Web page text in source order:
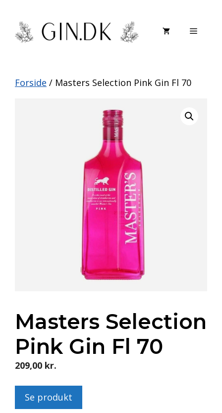
indhold
Menu
Forside / Masters Selection Pink Gin Fl 70
Masters Selection
Pink Gin Fl 70
209,00 kr.
Se produkt